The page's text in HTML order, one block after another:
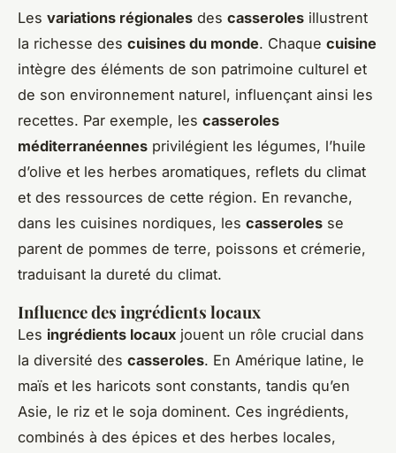
Les variations régionales des casseroles illustrent
la richesse des cuisines du monde. Chaque cuisine
intègre des éléments de son patrimoine culturel et
de son environnement naturel, influençant ainsi les
recettes. Par exemple, les casseroles
méditerranéennes privilégient les légumes, l’huile
d’olive et les herbes aromatiques, reflets du climat
et des ressources de cette région. En revanche,
dans les cuisines nordiques, les casseroles se
parent de pommes de terre, poissons et crémerie,
traduisant la dureté du climat.
Influence des ingrédients locaux
Les ingrédients locaux jouent un rôle crucial dans
la diversité des casseroles. En Amérique latine, le
maïs et les haricots sont constants, tandis qu’en
Asie, le riz et le soja dominent. Ces ingrédients,
combinés à des épices et des herbes locales,